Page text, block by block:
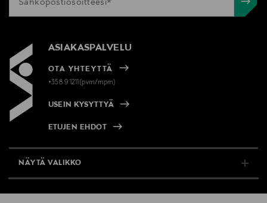
ASIAKASPALVELU
OTA YHTEYTTÄ
+358 9 1211(pvm/mpm)
USEIN KYSYTTYÄ
ETUJEN EHDOT
NÄYTÄ VALIKKO